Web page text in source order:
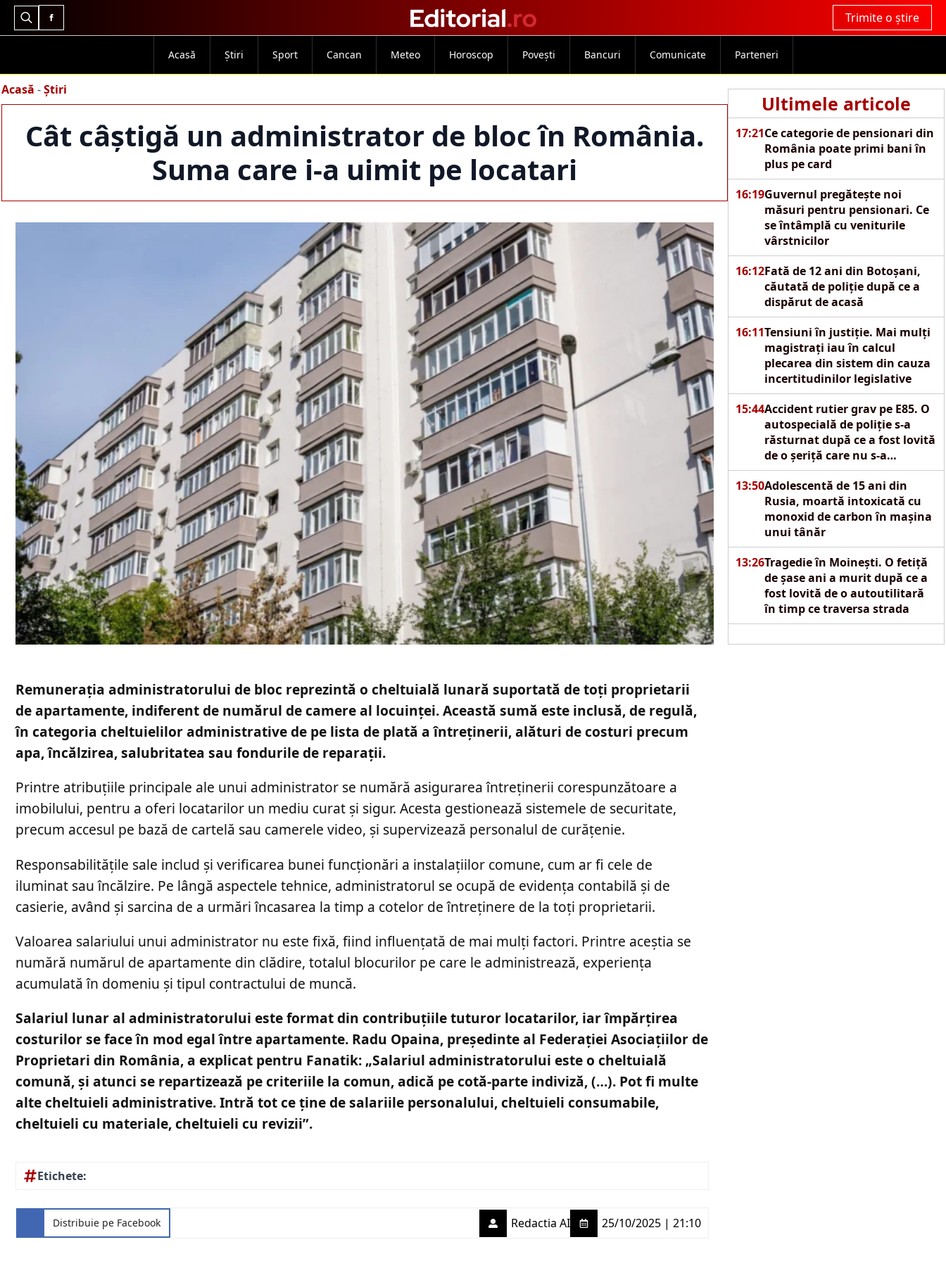
Search
Trimite o știre
Acasă Știri Sport Cancan Meteo Horoscop Povești Bancuri Comunicate Parteneri
Acasă -Știri
Cât câștigă un administrator de bloc în România.
Suma care i-a uimit pe locatari
Ultimele articole
17:21Ce categorie de pensionari din
România poate primi bani în
plus pe card
16:19Guvernul pregătește noi
măsuri pentru pensionari. Ce
se întâmplă cu veniturile
vârstnicilor
16:12Fată de 12 ani din Botoșani,
căutată de poliție după ce a
dispărut de acasă
16:11Tensiuni în justiție. Mai mulți
magistrați iau în calcul
plecarea din sistem din cauza
incertitudinilor legislative
15:44Accident rutier grav pe E85. O
autospecială de poliție s-a
răsturnat după ce a fost lovită
de o șeriță care nu s-a
asigurat
13:50Adolescentă de 15 ani din
Rusia, moartă intoxicată cu
monoxid de carbon în mașina
unui tânăr
13:26Tragedie în Moinești. O fetiță
de șase ani a murit după ce a
fost lovită de o autoutilitară
în timp ce traversa strada
Remunerația administratorului de bloc reprezintă o cheltuială lunară suportată de toți proprietarii
de apartamente, indiferent de numărul de camere al locuinței. Această sumă este inclusă, de regulă,
în categoria cheltuielilor administrative de pe lista de plată a întreținerii, alături de costuri precum
apa, încălzirea, salubritatea sau fondurile de reparații.
Printre atribuțiile principale ale unui administrator se numără asigurarea întreținerii corespunzătoare a
imobilului, pentru a oferi locatarilor un mediu curat și sigur. Acesta gestionează sistemele de securitate,
precum accesul pe bază de cartelă sau camerele video, și supervizează personalul de curățenie.
Responsabilitățile sale includ și verificarea bunei funcționări a instalațiilor comune, cum ar fi cele de
iluminat sau încălzire. Pe lângă aspectele tehnice, administratorul se ocupă de evidența contabilă și de
casierie, având și sarcina de a urmări încasarea la timp a cotelor de întreținere de la toți proprietarii.
Valoarea salariului unui administrator nu este fixă, fiind influențată de mai mulți factori. Printre aceștia se
numără numărul de apartamente din clădire, totalul blocurilor pe care le administrează, experiența
acumulată în domeniu și tipul contractului de muncă.
Salariul lunar al administratorului este format din contribuțiile tuturor locatarilor, iar împărțirea
costurilor se face în mod egal între apartamente. Radu Opaina, președinte al Federației Asociațiilor de
Proprietari din România, a explicat pentru Fanatik: „Salariul administratorului este o cheltuială
comună, și atunci se repartizează pe criteriile la comun, adică pe cotă-parte indiviză, (…). Pot fi multe
alte cheltuieli administrative. Intră tot ce ține de salariile personalului, cheltuieli consumabile,
cheltuieli cu materiale, cheltuieli cu revizii”.
Etichete:
Distribuie pe Facebook Redactia AI 25/10/2025 | 21:10